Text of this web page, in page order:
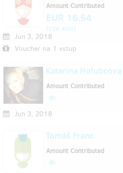
Jun 3, 2018
Voucher na 1 vstup
Amount Contributed
EUR 16.54
(CZK 400)
Katarina Holubcova
Jun 3, 2018
Amount Contributed
Tomáš Franc
Amount Contributed